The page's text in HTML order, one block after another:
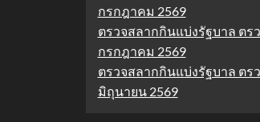
กรกฎาคม 2569
ตรวจสลากกินแบ่งรัฐบาล ตร
กรกฎาคม 2569
ตรวจสลากกินแบ่งรัฐบาล ตร
มิถุนายน 2569